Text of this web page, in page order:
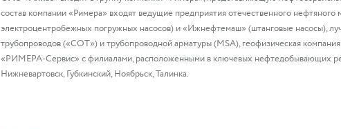
состав компании «Римера» входят ведущие предприятия отечественного
электроцентробежных погружных насосов) и «Ижнефтемаш» (штанговые насосы),
трубопроводов («СОТ») и трубопроводной арматуры (MSA), геофизическая
«РИМЕРА-Сервис» с филиалами, расположенными в ключевых нефтедобывающих
Нижневартовск, Губкинский, Ноябрьск, Талинка.